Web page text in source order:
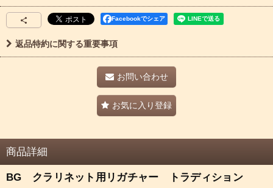
Facebookでシェア
返品特約に関する重要事項
お問い合わせ
お気に入り登録
商品詳細
BG クラリネット用リガチャー トラディション